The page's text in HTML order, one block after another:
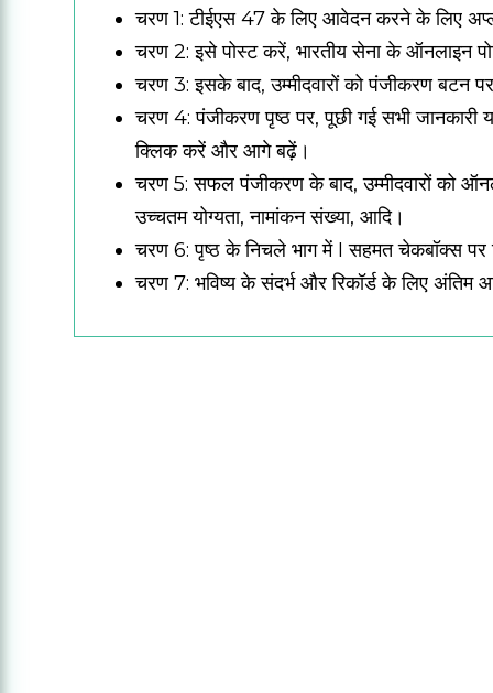
चरण 1:टीईएस 47 के लिए आवेदन करने के लिए
चरण 2: इसे पोस्ट करें, भारतीय सेना के ऑनलाइन
चरण 3: इसके बाद, उम्मीदवारों को पंजीकरण बटन
चरण 4: पंजीकरण पृष्ठ पर, पूछी गई सभी जानकारी
क्लिक करें और आगे बढ़ें।
चरण 5: सफल पंजीकरण के बाद, उम्मीदवारों को
उच्चतम योग्यता, नामांकन संख्या, आदि।
चरण 6: पृष्ठ के निचले भाग में I सहमत चेकबॉक्स
चरण 7: भविष्य के संदर्भ और रिकॉर्ड के लिए